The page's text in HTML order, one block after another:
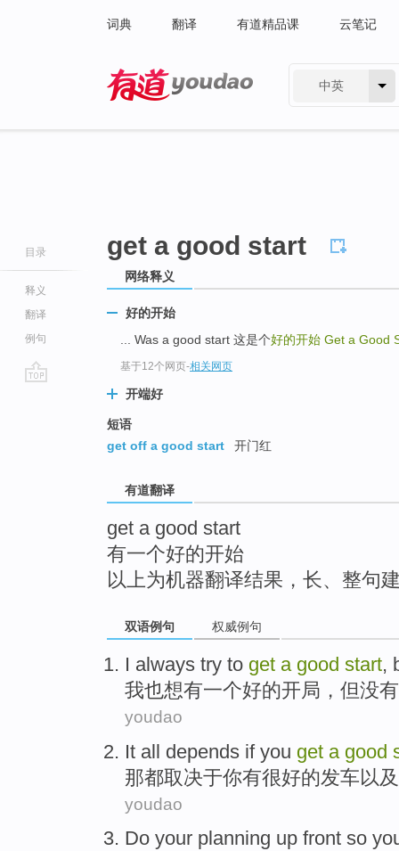
词典 翻译 有道精品课 云笔记
中英
目录
释义
翻译
例句
get a good start
网络释义
好的开始
... Was a good start 这是个好的开始 Get a Good
基于12个网页-相关网页
开端好
短语
get off a good start
开门红
有道翻译
get a good start
有一个好的开始
以上为机器翻译结果，长、整句
双语例句 权威例句
I always try to get a good start,
我也想有一个好的开局 ， 但没有
youdao
It all depends if you get a good
那都取决于你有很好的发车以及
youdao
Do your planning up front so